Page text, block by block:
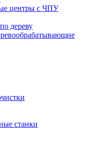
центры с ЧПУ
дереву
станки